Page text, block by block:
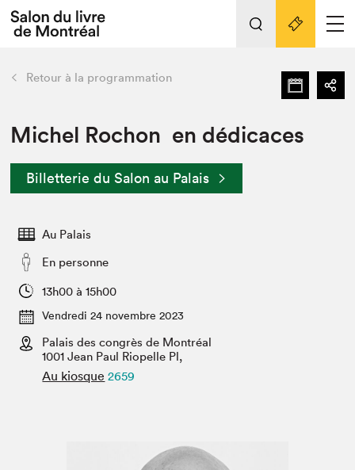
Espace exposant⋅e⋅s
Espace enseignant·e·s
Espace médias
L'événement
Préparer sa visite au Salon
Actualités
SLM PRO
retour Nos activités
Préparer sa visite
Salon dans la ville et en ligne
Projets partenaires
Liens pratiques
Retour à la programmation
Michel Rochon en dédicaces
Billetterie du Salon au Palais
Au Palais
En personne
13h00 à 15h00
Vendredi 24 novembre 2023
Palais des congrès de Montréal
1001 Jean Paul Riopelle Pl,
Au kiosque 2659